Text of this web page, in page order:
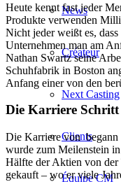
News
Créateur
Next Casting
Clients
Équipe CM
Heute kennt fast jeder
Produkte verwenden
Nicht jeder weißt es,
Unternehmen man am
Nathan Swartz seine
Schuhfabrik in Boston
Anfang einer von den
Die Karriere
Die Karriere von begann
wurde zum Meilenstein
Hälfte der Aktien von
gekauft – wo er viele